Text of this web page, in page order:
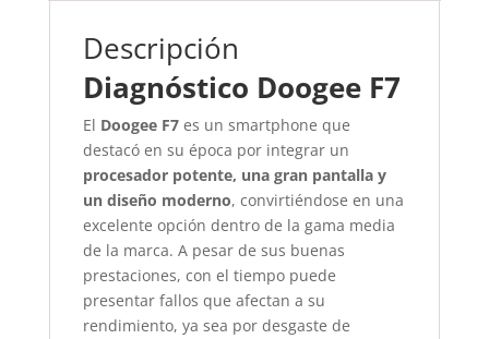
Descripción
Diagnóstico Doogee F7
El Doogee F7es un smartphone que
destacó en su época por integrar un
procesador potente, una gran pantalla y
un diseño moderno, convirtiéndose en una
excelente opción dentro de la gama media
de la marca. A pesar de sus buenas
prestaciones, con el tiempo puede
presentar fallos que afectan a su
rendimiento, ya sea por desgaste de